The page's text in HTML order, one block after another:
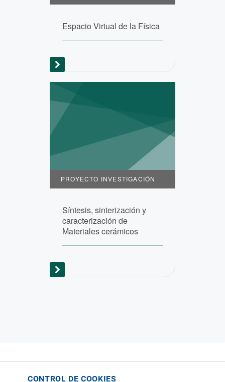
Espacio Virtual de la Física
PROYECTO INVESTIGACIÓN
Síntesis, sinterización y
caracterización de
Materiales cerámicos
CONTROL DE COOKIES